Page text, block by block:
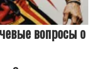
вопросы о